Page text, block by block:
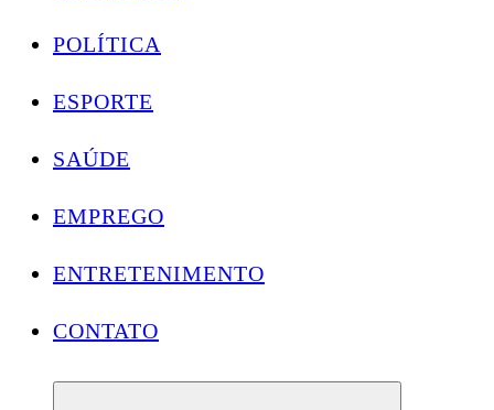
POLÍTICA
ESPORTE
SAÚDE
EMPREGO
ENTRETENIMENTO
CONTATO